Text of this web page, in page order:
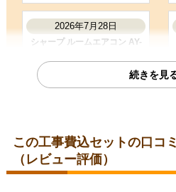
2026年7月28日
シャープ ルームエアコン AY-
埼玉県比企郡
この工事費込セットの口コミ
（レビュー評価）